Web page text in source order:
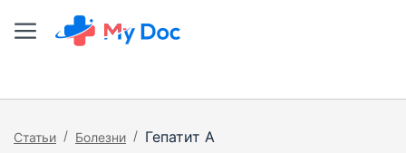
Статьи / Болезни / Гепатит А